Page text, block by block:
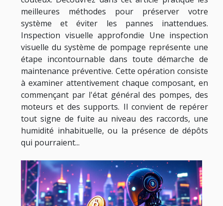
meilleures méthodes pour préserver votre
système et éviter les pannes inattendues.
Inspection visuelle approfondie Une inspection
visuelle du système de pompage représente une
étape incontournable dans toute démarche de
maintenance préventive. Cette opération consiste
à examiner attentivement chaque composant, en
commençant par l'état général des pompes, des
moteurs et des supports. Il convient de repérer
tout signe de fuite au niveau des raccords, une
humidité inhabituelle, ou la présence de dépôts
qui pourraient...